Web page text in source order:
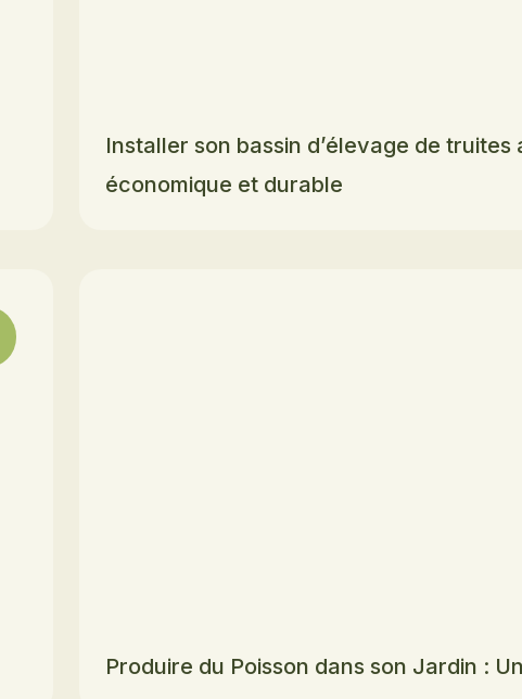
Installer son bassin d’élevage de
économique et durable
Produire du Poisson dans son Jardin :